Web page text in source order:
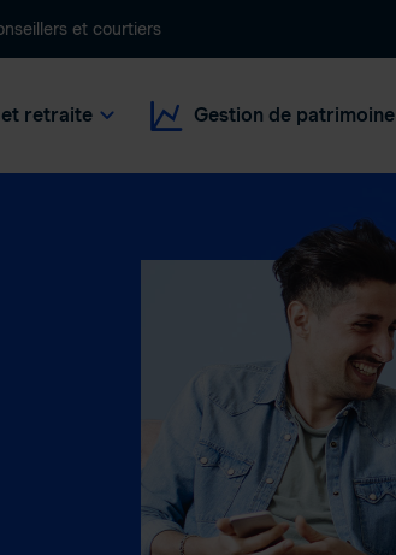
et courtiers
retraite Gestion de patrimoine